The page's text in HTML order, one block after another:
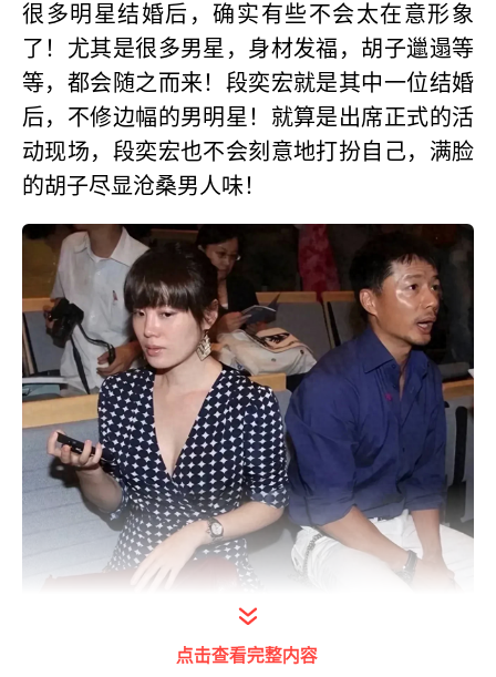
很多明星结婚后，确实有些不会太在意形象
了！尤其是很多男星，身材发福，胡子邋遢等
等，都会随之而来！段奕宏就是其中一位结婚
后，不修边幅的男明星！就算是出席正式的活
动现场，段奕宏也不会刻意地打扮自己，满脸
的胡子尽显沧桑男人味！
打开今日头条查看图片详情
点击查看完整内容